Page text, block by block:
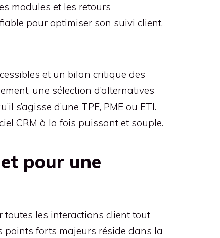
modules et les retours
pour optimiser son suivi client,
et un bilan critique des
une sélection d’alternatives
d’une TPE, PME ou ETI.
CRM à la fois puissant et souple.
pour une
toutes les interactions client tout
points forts majeurs réside dans la